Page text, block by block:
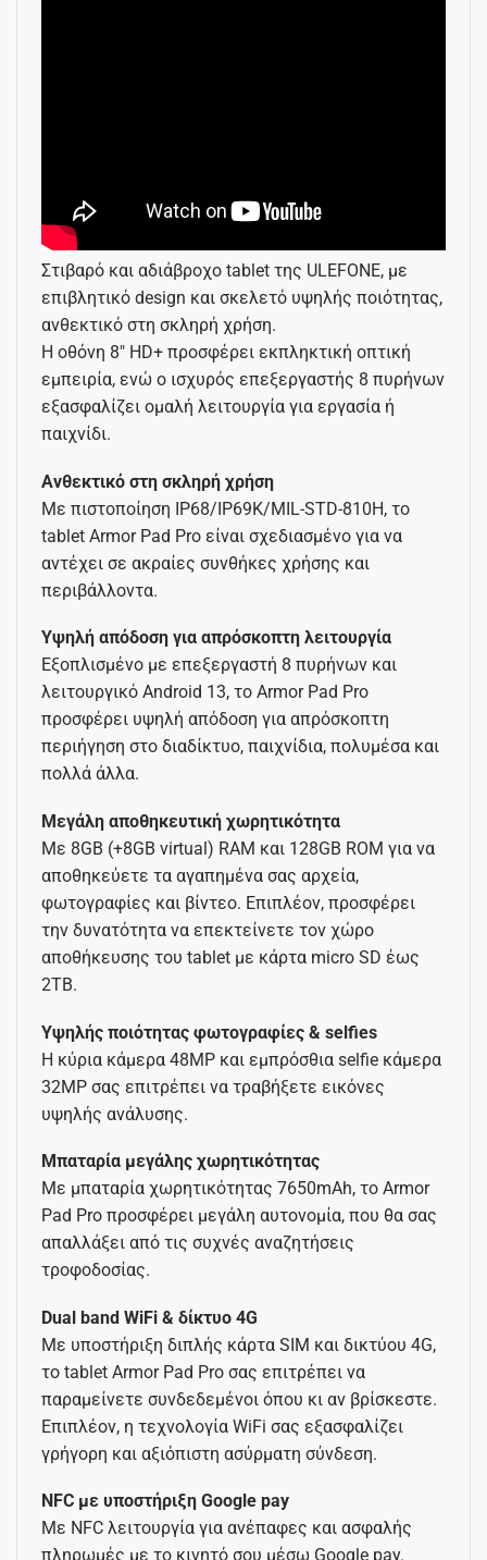
Στιβαρό και αδιάβροχο tablet της ULEFONE, με
επιβλητικό design και σκελετό υψηλής ποιότητας,
ανθεκτικό στη σκληρή χρήση.
Η οθόνη 8″ HD+ προσφέρει εκπληκτική οπτική
εμπειρία, ενώ ο ισχυρός επεξεργαστής 8 πυρήνων
εξασφαλίζει ομαλή λειτουργία για εργασία ή
παιχνίδι.
Ανθεκτικό στη σκληρή χρήση
Με πιστοποίηση IP68/IP69K/MIL-STD-810H, το
tablet Armor Pad Pro είναι σχεδιασμένο για να
αντέχει σε ακραίες συνθήκες χρήσης και
περιβάλλοντα.
Υψηλή απόδοση για απρόσκοπτη λειτουργία
Εξοπλισμένο με επεξεργαστή 8 πυρήνων και
λειτουργικό Android 13, το Armor Pad Pro
προσφέρει υψηλή απόδοση για απρόσκοπτη
περιήγηση στο διαδίκτυο, παιχνίδια, πολυμέσα και
πολλά άλλα.
Μεγάλη αποθηκευτική χωρητικότητα
Με 8GB (+8GB virtual) RAM και 128GB ROM για να
αποθηκεύετε τα αγαπημένα σας αρχεία,
φωτογραφίες και βίντεο. Επιπλέον, προσφέρει
την δυνατότητα να επεκτείνετε τον χώρο
αποθήκευσης του tablet με κάρτα micro SD έως
2TB.
Υψηλής ποιότητας φωτογραφίες & selfies
Η κύρια κάμερα 48MP και εμπρόσθια selfie κάμερα
32MP σας επιτρέπει να τραβήξετε εικόνες
υψηλής ανάλυσης.
Μπαταρία μεγάλης χωρητικότητας
Με μπαταρία χωρητικότητας 7650mAh, το Armor
Pad Pro προσφέρει μεγάλη αυτονομία, που θα σας
απαλλάξει από τις συχνές αναζητήσεις
τροφοδοσίας.
Dual band WiFi & δίκτυο 4G
Με υποστήριξη διπλής κάρτα SIM και δικτύου 4G,
το tablet Armor Pad Pro σας επιτρέπει να
παραμείνετε συνδεδεμένοι όπου κι αν βρίσκεστε.
Επιπλέον, η τεχνολογία WiFi σας εξασφαλίζει
γρήγορη και αξιόπιστη ασύρματη σύνδεση.
NFC με υποστήριξη Google pay
Με NFC λειτουργία για ανέπαφες και ασφαλής
πληρωμές με το κινητό σου μέσω Google pay.